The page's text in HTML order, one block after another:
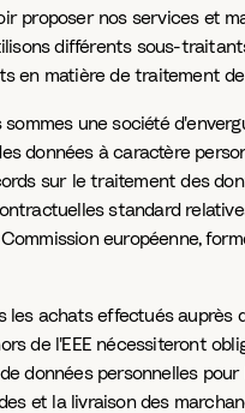
proposer nos services et
différents sous-
en matière de traitement de
une société
données à caractère
sur le traitement des
standard
européenne,
les achats effectués auprès
de l'EEE nécessiteront
données personnelles
et la livraison des